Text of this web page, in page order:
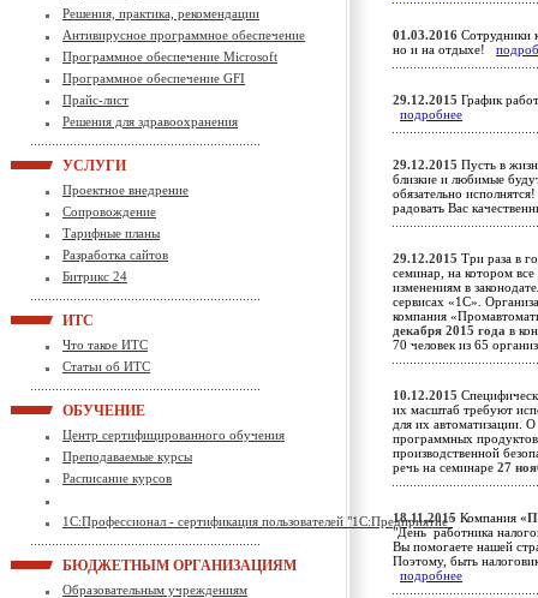
Решения, практика, рекомендации
Антивирусное программное обеспечение
Программное обеспечение Microsoft
Программное обеспечение GFI
Прайс-лист
Решения для здравоохранения
УСЛУГИ
Проектное внедрение
Сопровождение
Тарифные планы
Разработка сайтов
Битрикс 24
ИТС
Что такое ИТС
Статьи об ИТС
ОБУЧЕНИЕ
Центр сертифицированного обучения
Преподаваемые курсы
Расписание курсов
1С:Профессионал - сертификация пользователей "1С:Предприятие"
БЮДЖЕТНЫМ ОРГАНИЗАЦИЯМ
Образовательным учреждениям
01.03.2016 Сотрудники
но и на отдыхе!
29.12.2015 График
подробнее
29.12.2015 Пусть в
близкие и любимые
обязательно
радовать Вас
29.12.2015 Три раза в
семинар, на котором
изменениям в
сервисах «1С».
компания
декабря 2015 года в
70 человек из 65
10.12.2015
их масштаб требуют
для их автоматизации. О
программных
производственной
речь на семинаре 27
18.11.2015 Компания
"День работника
Вы помогаете нашей
Поэтому, быть
подробнее